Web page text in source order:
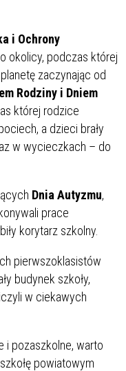
i Ochrony
okolicy, podczas której
zaczynając od
Rodziny i Dniem
której rodzice
a dzieci brały
w wycieczkach – do
Dnia Autyzmu,
prace
korytarz szkolny.
pierwszoklasistów
budynek szkoły,
w ciekawych
i pozaszkolne, warto
powiatowym